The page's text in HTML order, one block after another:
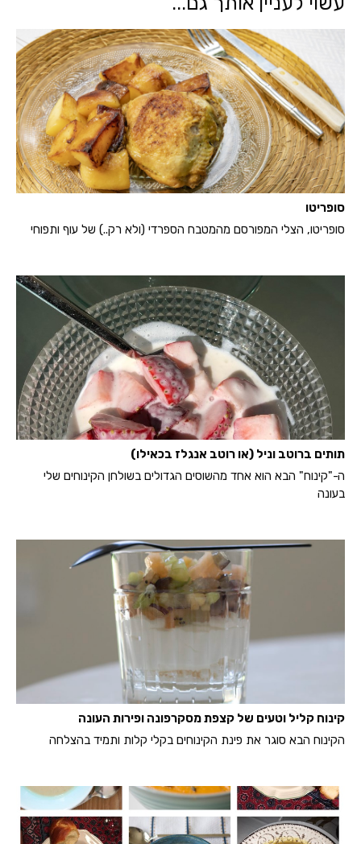
סופריטו
סופריטו, הצלי המפורסם מהמטבח הספרדי (ולא רק..) של עוף ותפוחי
תותים ברוטב וניל (או רוטב אנגלז בכאילו)
ה-"קינוח" הבא הוא אחד מהשוסים הגדולים בשולחן הקינוחים שלי
בעונה
קינוח קליל וטעים של קצפת מסקרפונה ופירות העונה
הקינוח הבא סוגר את פינת הקינוחים בקלי קלות ותמיד בהצלחה